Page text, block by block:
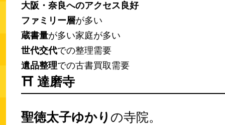
大阪・奈良へのアクセス良好
ファミリー層が多い
蔵書量が多い家庭が多い
世代交代での整理需要
遺品整理での古書買取需要
⛩️ 達磨寺
聖徳太子ゆかり の寺院。